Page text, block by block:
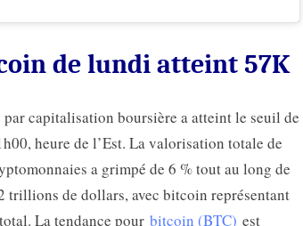
de lundi atteint 57K
capitalisation boursière a atteint le seuil de
heure de l’Est. La valorisation totale de
a grimpé de 6 % tout au long de
trillions de dollars, avec bitcoin représentant
La tendance pour bitcoin (BTC) est